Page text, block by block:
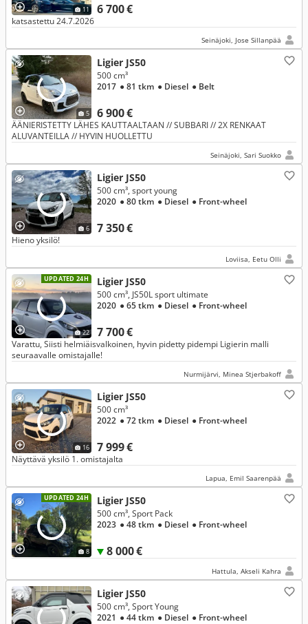
11 6 700 €
katsastettu 24.7.2026
Seinäjoki, Jose Sillanpää
5
Ligier JS50
6 900 €
500 cm³
2017 ● 81 tkm ● Diesel ● Belt
ÄÄNIERISTETTY LÄHES KAUTTAALTAAN // SUBBARI // 2X RENKAAT
ALUVANTEILLA // HYVIN HUOLLETTU
Seinäjoki, Sari Suokko
6
Ligier JS50
7 350 €
500 cm³, sport young
2020 ● 80 tkm ● Diesel ● Front-wheel
Hieno yksilö!
Loviisa, Eetu Olli
UPDATED 24H
22
Ligier JS50
7 700 €
500 cm³, JS50L sport ultimate
2020 ● 65 tkm ● Diesel ● Front-wheel
Varattu, Siisti helmiäisvalkoinen, hyvin pidetty pidempi Ligierin malli
seuraavalle omistajalle!
Nurmijärvi, Minea Stjerbakoff
16
Ligier JS50
7 999 €
500 cm³
2022 ● 72 tkm ● Diesel ● Front-wheel
Näyttävä yksilö 1. omistajalta
Lapua, Emil Saarenpää
UPDATED 24H
8
Ligier JS50
8 000 €
500 cm³, Sport Pack
2023 ● 48 tkm ● Diesel ● Front-wheel
Hattula, Akseli Kahra
Ligier JS50
500 cm³, Sport Young
2021 ● 44 tkm ● Diesel ● Front-wheel